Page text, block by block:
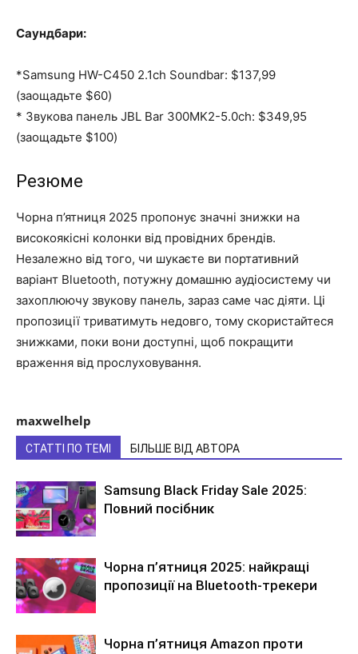
Саундбари:
*Samsung HW-C450 2.1ch Soundbar: $137,99
(заощадьте $60)
* Звукова панель JBL Bar 300MK2-5.0ch: $349,95
(заощадьте $100)
Резюме
Чорна п’ятниця 2025 пропонує значні знижки на
високоякісні колонки від провідних брендів.
Незалежно від того, чи шукаєте ви портативний
варіант Bluetooth, потужну домашню аудіосистему чи
захоплюючу звукову панель, зараз саме час діяти. Ці
пропозиції триватимуть недовго, тому скористайтеся
знижками, поки вони доступні, щоб покращити
враження від прослуховування.
maxwelhelp
СТАТТІ ПО ТЕМІ БІЛЬШЕ ВІД АВТОРА
Samsung Black Friday Sale 2025:
Повний посібник
Чорна п’ятниця 2025: найкращі
пропозиції на Bluetooth-трекери
Чорна п’ятниця Amazon проти